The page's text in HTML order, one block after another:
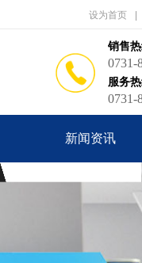
设为首页
销售热
0731-
服务热
0731-
新闻资讯